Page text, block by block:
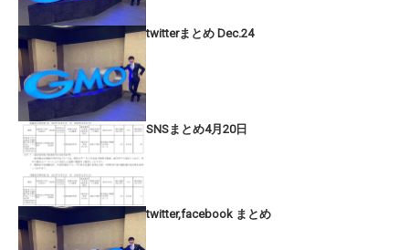
twitterまとめ Dec.24
SNSまとめ4月20日
twitter,facebook まとめ